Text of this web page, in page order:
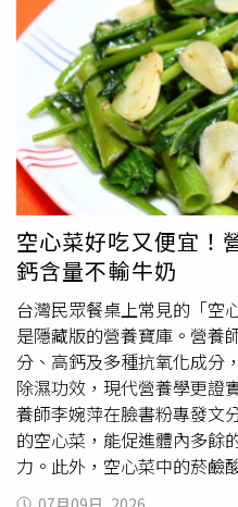
鯊。皺鰓鯊擁有原始蛇形身
最古老的鯊魚之一；歐氏尖
名，外型極具辨識度；巨口
游生物維生的溫和魚類；雙
至於鯨鯊則是目前世界上最
「海洋溫柔巨人」之稱。海
步「厭世臉」掀起討論，吸
國立海洋科技博物館提供）
在4億多年前便已出現在地
缺的頂級掠食者，但近年受
響，許多物種數量持續下降
「厭世五鯊」因社群迷因意
眾帶來歡笑，也成功拉近大
在關注有趣表情之餘，更能
色，並從日常生活支持永續
際行動翻轉對鯊魚「兇猛、
示，「厭世五鯊」目前分別
間歡迎民眾親自前往朝聖，
「迷因明星」，也能深入
曾留學澳洲與新加坡，並在
國際歷練，讓他不僅精通中
化的精髓融入了料理靈魂中
泉「焰餐廳」推出全新菜單
獻上旬味饗宴。（圖片提
化薰陶的 Alan，料理哲學
天然原味」。他深信，厲害
而是要靠精準的廚藝經驗與
成），去激發食材最極致的
是大火直球對決的頂級牛排
準的法式料理，甚至是跳脫
驚豔的國際級水準。盛夏限
應熱情的夏天，焰餐廳這次
為主題。這套新菜單可不只
拿手的熟成工藝與台灣在地
餐的鋪陳就像一齣高潮迭起
滿驚喜：礁溪夏日度假新亮
新菜單，國際主廚Alan以「
片提供／呆水溫泉焰餐廳）• 前菜驚喜開場： 先由一盤清
空心菜好吃又便宜！
鈣含量不輸牛奶
台灣民眾餐桌上常見的「空
是隱藏版的營養寶庫。營養
分、高鈣及多種抗氧化成分
除濕功效，現代營養學更證
養師李婉萍在臉書粉專發文
的空心菜，能促進體內多餘
力。此外，空心菜中的菸鹼
綠素，能協同調節膽固醇水